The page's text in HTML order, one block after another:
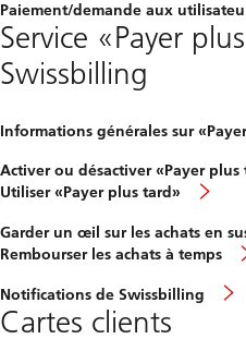
Paiement/demande aux
Service «Payer
Swissbilling
Informations générales sur
Activer ou désactiver «Payer plus
Utiliser «Payer plus tard»
Garder un œil sur les achats en
Rembourser les achats à temps
Notifications de Swissbilling
Cartes clients